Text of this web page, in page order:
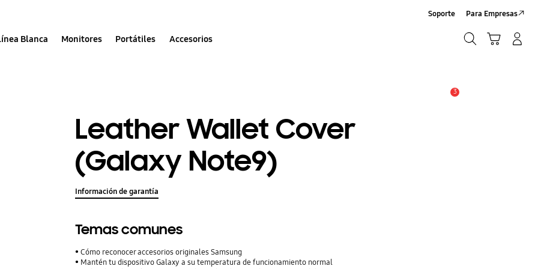
Blanca Monitores Portátiles Accesorios
Soporte Para Empresas
3
Leather Wallet Cover
(Galaxy Note9)
Información de garantía
Temas comunes
Cómo reconocer accesorios originales Samsung
Mantén tu dispositivo Galaxy a su temperatura de funcionamiento normal